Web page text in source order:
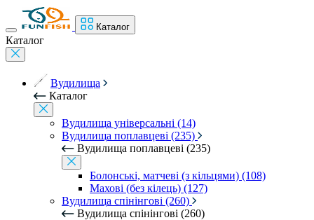
Каталог
Каталог
Вудилища
Каталог
Вудилища універсальні (14)
Вудилища поплавцеві (235)
Вудилища поплавцеві (235)
Болонські, матчеві (з кільцями) (108)
Махові (без кілець) (127)
Вудилища спінінгові (260)
Вудилища спінінгові (260)